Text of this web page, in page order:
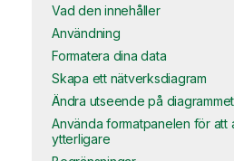
Vad den innehåller
Användning
Formatera dina data
Skapa ett nätverksdiagram
Ändra utseende på diagrammet
Använda formatpanelen för att
ytterligare